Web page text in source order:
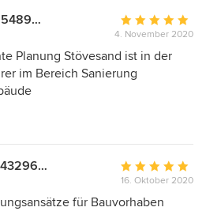
Houzz-Nutzer 955489564
Bewertung:
5
von
4. November 2020
Planung Stövesand ist in der
im Bereich Sanierung
Houzz-Nutzer 764329628
Bewertung:
5
16. Oktober 2020
für Bauvorhaben